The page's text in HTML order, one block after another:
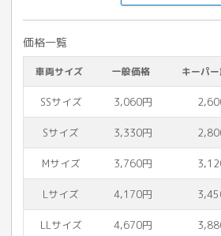
価格一覧
車両サイズ 一般価格 キーパ
SSサイズ 3,060円
Sサイズ 3,330円
Mサイズ 3,760円
Lサイズ 4,170円
LLサイズ 4,670円